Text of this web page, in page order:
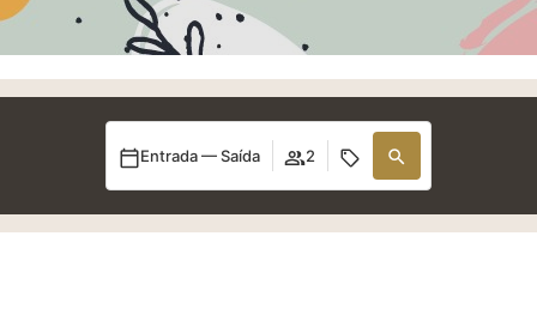
Entrada — Saída 2